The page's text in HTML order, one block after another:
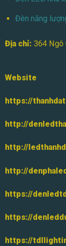
Đèn năng
Địa chỉ: 364 Ngô
Website
https://
http://
http://
http://
https://
https://
https://